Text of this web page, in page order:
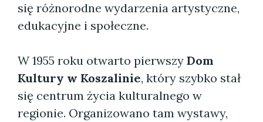
się różnorodne wydarzenia artystyczne,
edukacyjne i społeczne.
W 1955 roku otwarto pierwszy Dom
Kultury w Koszalinie, który szybko stał
się centrum życia kulturalnego w
regionie. Organizowano tam wystawy,